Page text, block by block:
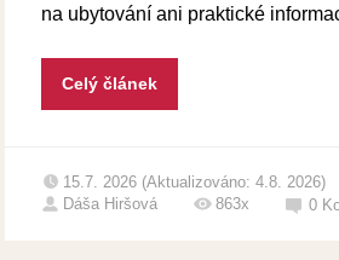
na ubytování ani praktické
Celý článek
15.7. 2026 (Aktualizováno: 4.8. 2026)
Dáša Hiršová
863x 0